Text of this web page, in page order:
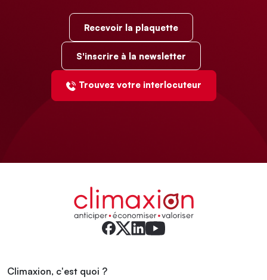
Recevoir la plaquette
S'inscrire à la newsletter
Trouvez votre interlocuteur
Climaxion, c'est quoi ?